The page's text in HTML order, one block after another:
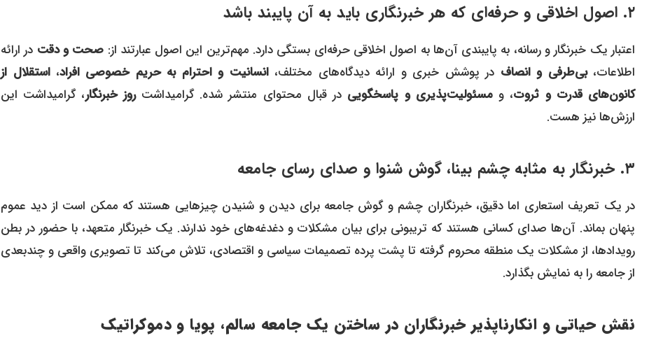
۲. اصول اخلاقی و حرفه‌ای که هر خبرنگاری باید به آن پایبند باشد
اعتبار یک خبرنگار و رسانه، به پایبندی آن‌ها به اصول اخلاقی حرفه‌ای بستگی دارد. مهم‌ترین این اصول عبارتند از: صحت و دقت در ارائه
اطلاعات،بی‌طرفی و انصاف در پوشش خبری و ارائه دیدگاه‌های مختلف،انسانیت و احترام به حریم خصوصی افراد،استقلال از
کانون‌های قدرت و ثروت، ومسئولیت‌پذیری و پاسخگویی در قبال محتوای منتشر شده. گرامیداشتروز خبرنگار، گرامیداشت این
ارزش‌ها نیز هست.
۳. خبرنگار به مثابه چشم بینا، گوش شنوا و صدای رسای جامعه
در یک تعریف استعاری اما دقیق، خبرنگاران چشم و گوش جامعه برای دیدن و شنیدن چیزهایی هستند که ممکن است از دید عموم
پنهان بماند. آن‌ها صدای کسانی هستند که تریبونی برای بیان مشکلات و دغدغه‌های خود ندارند. یک خبرنگار متعهد، با حضور در بطن
رویدادها، از مشکلات یک منطقه محروم گرفته تا پشت پرده تصمیمات سیاسی و اقتصادی، تلاش می‌کند تا تصویری واقعی و چندبعدی
از جامعه را به نمایش بگذارد.
نقش حیاتی و انکارناپذیر خبرنگاران در ساختن یک جامعه سالم، پویا و دموکراتیک